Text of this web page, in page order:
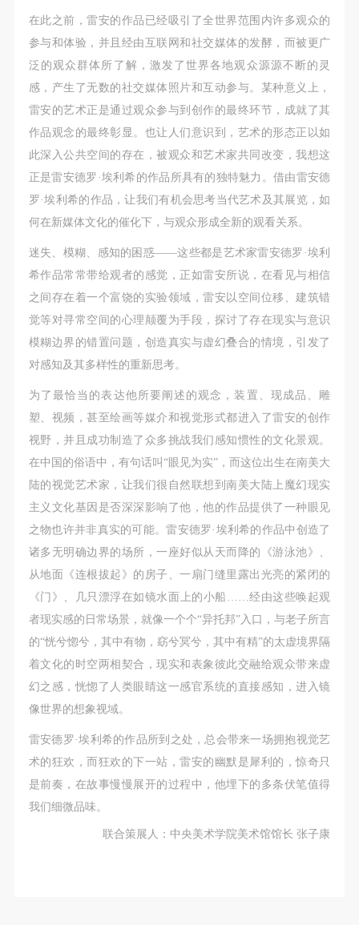
在此之前，雷安的作品已经吸引了全世界范围内许多观众的
参与和体验，并且经由互联网和社交媒体的发酵，而被更广
泛的观众群体所了解，激发了世界各地观众源源不断的灵
感，产生了无数的社交媒体照片和互动参与。某种意义上，
雷安的艺术正是通过观众参与到创作的最终环节，成就了其
作品观念的最终彰显。也让人们意识到，艺术的形态正以如
此深入公共空间的存在，被观众和艺术家共同改变，我想这
正是雷安德罗·埃利希的作品所具有的独特魅力。借由雷安德
罗·埃利希的作品，让我们有机会思考当代艺术及其展览，如
何在新媒体文化的催化下，与观众形成全新的观看关系。
迷失、模糊、感知的困惑——这些都是艺术家雷安德罗·埃利
希作品常常带给观者的感觉，正如雷安所说，在看见与相信
之间存在着一个富饶的实验领域，雷安以空间位移、建筑错
觉等对寻常空间的心理颠覆为手段，探讨了存在现实与意识
模糊边界的错置问题，创造真实与虚幻叠合的情境，引发了
对感知及其多样性的重新思考。
为了最恰当的表达他所要阐述的观念，装置、现成品、雕
塑、视频，甚至绘画等媒介和视觉形式都进入了雷安的创作
视野，并且成功制造了众多挑战我们感知惯性的文化景观。
在中国的俗语中，有句话叫“眼见为实”，而这位出生在南美大
陆的视觉艺术家，让我们很自然联想到南美大陆上魔幻现实
主义文化基因是否深深影响了他，他的作品提供了一种眼见
之物也许并非真实的可能。雷安德罗·埃利希的作品中创造了
诸多无明确边界的场所，一座好似从天而降的《游泳池》、
从地面《连根拔起》的房子、一扇门缝里露出光亮的紧闭的
《门》、几只漂浮在如镜水面上的小船……经由这些唤起观
者现实感的日常场景，就像一个个“异托邦”入口，与老子所言
的“恍兮惚兮，其中有物，窈兮冥兮，其中有精”的太虚境界隔
着文化的时空两相契合，现实和表象彼此交融给观众带来虚
幻之感，恍惚了人类眼睛这一感官系统的直接感知，进入镜
像世界的想象视域。
雷安德罗·埃利希的作品所到之处，总会带来一场拥抱视觉艺
术的狂欢，而狂欢的下一站，雷安的幽默是犀利的，惊奇只
是前奏，在故事慢慢展开的过程中，他埋下的多条伏笔值得
我们细微品味。
联合策展人：中央美术学院美术馆馆长 张子康
备以人为本、团结友爱、互相帮助和助人为乐的良好
品质。
第三条
参加本次活动人员应该是成年人（具有完全民事行为
能力的人，18周岁以上）未成年人必须在成年人的陪
同下参观。
第四条
参加活动者在此次活动期间的人身安全责任自负。鼓
励参加者自行购买人身安全保险。活动中一旦出现事
故，活动中任何非事故当事人及美术馆将不承担人身
成员应当积极主动的组织实施救援工作，但对事故本
身不承担任何法律责任和经济责任。参加本次活动者
的人身安全不负有民事及相关连带责任。
第五条
参加活动者在此次活动期间应主动遵守美术馆活动秩
序、维护美术馆场地及展示、展览、馆藏艺术作品及
衍生品的安全。活动中一旦因个人原因造成美术馆场
地、空间、艺术品、衍生品等受到不同程度的损失、
破坏。活动中任何非事故当事人及美术馆将不承担相
应的责任与损失，应由参与活动者根据相应的法律条
文、组织规定进行协商和赔偿。并追究相应的法律责
任和经济责任。
第六条
参与活动者在参与活动时应当在美术馆工作人员及活
动导师、教师指导下进行，并正确的使用活动中所涉
及到的绘画工具、创作材料及配套设备、设施，若参
与者因个人原因在使用相应绘画工具、创作材料及配
套设备、设施造成个人受伤、伤害他人及造成相应工
具、材料、设备或设施的故障或损坏。参与活动者应
当承当相应的全部责任，并主动赔偿相应的经济损
失。活动中任何非事故当事人及美术馆将不承担人身
中央美术学院美术馆肖像权许可使用协议
根据《中华人民共和国广告法》、《中华人民共和国
民法通则》以及 最高人民法院关于贯彻执行 《中华
人民共和国民法通则》若干问题的意见（试行）>的
有关规定，为明确肖像许可方（甲方）和使用方（乙
备以人为本、团结友爱、互相帮助和助人为乐的良好
品质。
第三条
参加本次活动人员应该是成年人（具有完全民事行为
能力的人，18周岁以上）未成年人必须在成年人的陪
同下参观。
第四条
参加活动者在此次活动期间的人身安全责任自负。鼓
励参加者自行购买人身安全保险。活动中一旦出现事
故，活动中任何非事故当事人及美术馆将不承担人身
成员应当积极主动的组织实施救援工作，但对事故本
身不承担任何法律责任和经济责任。参加本次活动者
的人身安全不负有民事及相关连带责任。
第五条
参加活动者在此次活动期间应主动遵守美术馆活动秩
序、维护美术馆场地及展示、展览、馆藏艺术作品及
衍生品的安全。活动中一旦因个人原因造成美术馆场
地、空间、艺术品、衍生品等受到不同程度的损失、
破坏。活动中任何非事故当事人及美术馆将不承担相
应的责任与损失，应由参与活动者根据相应的法律条
文、组织规定进行协商和赔偿。并追究相应的法律责
任和经济责任。
第六条
参与活动者在参与活动时应当在美术馆工作人员及活
动导师、教师指导下进行，并正确的使用活动中所涉
及到的绘画工具、创作材料及配套设备、设施，若参
与者因个人原因在使用相应绘画工具、创作材料及配
套设备、设施造成个人受伤、伤害他人及造成相应工
具、材料、设备或设施的故障或损坏。参与活动者应
当承当相应的全部责任，并主动赔偿相应的经济损
失。活动中任何非事故当事人及美术馆将不承担人身
中央美术学院美术馆肖像权许可使用协议
根据《中华人民共和国广告法》、《中华人民共和国
民法通则》以及 最高人民法院关于贯彻执行 《中华
人民共和国民法通则》若干问题的意见（试行）>的
有关规定，为明确肖像许可方（甲方）和使用方（乙
备以人为本、团结友爱、互相帮助和助人为乐的良好
品质。
第三条
参加本次活动人员应该是成年人（具有完全民事行为
能力的人，18周岁以上）未成年人必须在成年人的陪
同下参观。
第四条
参加活动者在此次活动期间的人身安全责任自负。鼓
励参加者自行购买人身安全保险。活动中一旦出现事
故，活动中任何非事故当事人及美术馆将不承担人身
成员应当积极主动的组织实施救援工作，但对事故本
身不承担任何法律责任和经济责任。参加本次活动者
的人身安全不负有民事及相关连带责任。
第五条
参加活动者在此次活动期间应主动遵守美术馆活动秩
序、维护美术馆场地及展示、展览、馆藏艺术作品及
衍生品的安全。活动中一旦因个人原因造成美术馆场
地、空间、艺术品、衍生品等受到不同程度的损失、
破坏。活动中任何非事故当事人及美术馆将不承担相
应的责任与损失，应由参与活动者根据相应的法律条
文、组织规定进行协商和赔偿。并追究相应的法律责
任和经济责任。
第六条
参与活动者在参与活动时应当在美术馆工作人员及活
动导师、教师指导下进行，并正确的使用活动中所涉
及到的绘画工具、创作材料及配套设备、设施，若参
与者因个人原因在使用相应绘画工具、创作材料及配
套设备、设施造成个人受伤、伤害他人及造成相应工
具、材料、设备或设施的故障或损坏。参与活动者应
当承当相应的全部责任，并主动赔偿相应的经济损
失。活动中任何非事故当事人及美术馆将不承担人身
中央美术学院美术馆肖像权许可使用协议
根据《中华人民共和国广告法》、《中华人民共和国
民法通则》以及 最高人民法院关于贯彻执行 《中华
人民共和国民法通则》若干问题的意见（试行）>的
有关规定，为明确肖像许可方（甲方）和使用方（乙
快捷登录 帐号密码登录
手机号码
发送验证码
验证码
登录